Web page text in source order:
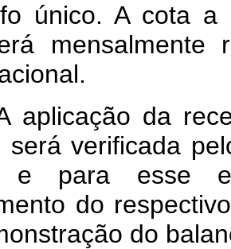
único. A cota
aplicação da
será verificada
e para esse
do
do